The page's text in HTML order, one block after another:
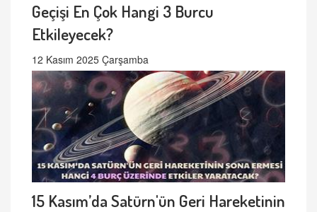
Geçişi En Çok Hangi 3 Burcu
Etkileyecek?
12 Kasım 2025 Çarşamba
15 Kasım’da Satürn'ün Geri Hareketinin